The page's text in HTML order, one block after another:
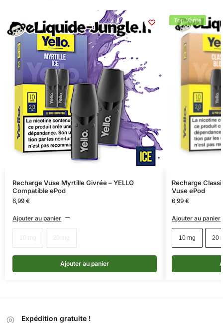
Recharge Vuse Myrtille Givrée – YELLO
Compatible ePod
6,99€
Ajouter au panier
Ajouter au panier
Top Vente
Recharge
Vuse ePod
6,99€
Ajouter au panier
10 mg 20
Expédition gratuite !